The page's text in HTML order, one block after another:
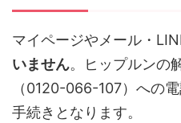
マイページやメール・
いません。ヒップルンの
（0120-066-107）への
手続きとなります。